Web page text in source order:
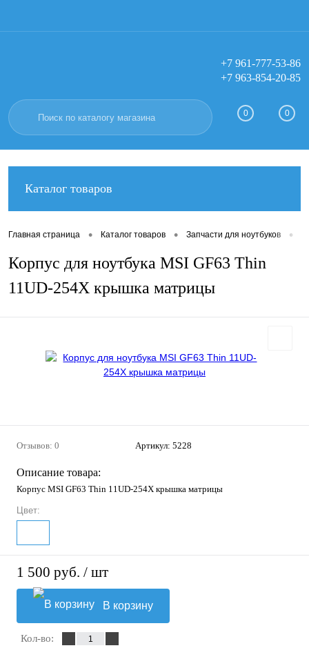
Вход Регистрация
+7 961-777-53-86
+7 963-854-20-85
0 0
Каталог товаров
Главная страница • Каталог товаров • Запчасти для ноутбуков •
Корпус для ноутбука MSI GF63 Thin
11UD-254X крышка матрицы
Отзывов: 0 Артикул: 5228
Описание товара:
Корпус MSI GF63 Thin 11UD-254X крышка матрицы
Цвет:
1 500 руб. / шт
В корзину
Кол-во: